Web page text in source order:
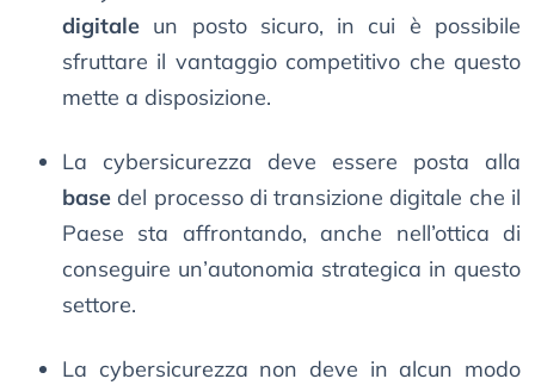
digitale un posto sicuro, in cui è possibile
sfruttare il vantaggio competitivo che questo
mette a disposizione.
La cybersicurezza deve essere posta alla
base del processo di transizione digitale che il
Paese sta affrontando, anche nell’ottica di
conseguire un’autonomia strategica in questo
settore.
La cybersicurezza non deve in alcun modo